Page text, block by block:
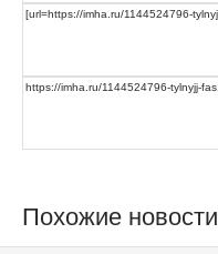
Похожие новости